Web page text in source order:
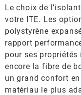
Le choix de
votre ITE. Les
polystyrène
rapport
pour ses
encore la fibre de
un grand confort
matériau le plus